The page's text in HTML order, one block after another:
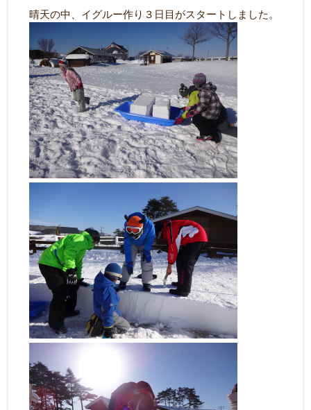
晴天の中、イグルー作り３日目がスタートしました。